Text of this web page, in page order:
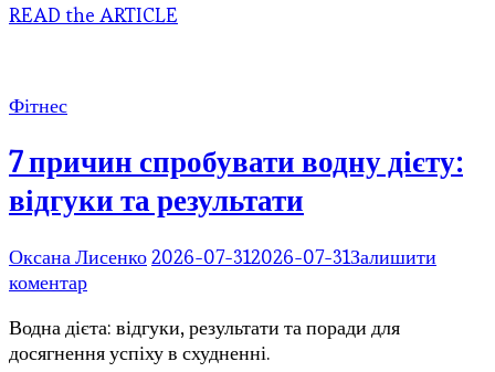
про
READ the ARTICLE
Фітнес
7 причин спробувати водну дієту:
відгуки та результати
Оксана Лисенко2026-07-312026-07-31Залишити
коментардо
причин
спробувати
Водна дієта: відгуки, результати та поради для
досягнення успіху в схудненні.